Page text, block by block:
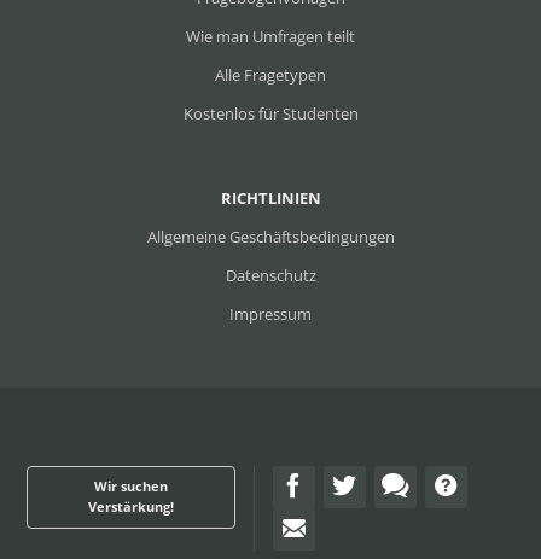
RICHTLINIEN
Allgemeine Geschäftsbedingungen
Datenschutz
Impressum
Wie man Umfragen teilt
Alle Fragetypen
Kostenlos für Studenten
Wir suchen
Verstärkung!